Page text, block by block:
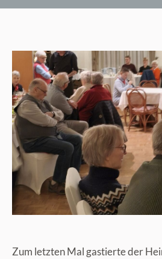
Zum letzten Mal gastierte der